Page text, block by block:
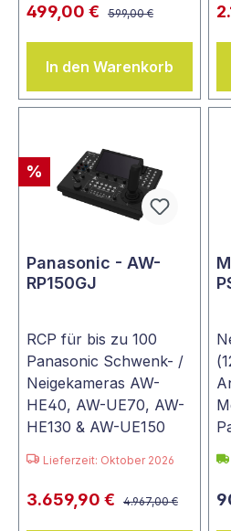
499,00 € 599,00 €
In den Warenkorb
%
Panasonic - AW-
RP150GJ
RCP für bis zu 100
Panasonic Schwenk- /
Neigekameras AW-
HE40, AW-UE70, AW-
HE130 & AW-UE150
Lieferzeit: Oktober 2026
3.659,90 € 4.967,00 €